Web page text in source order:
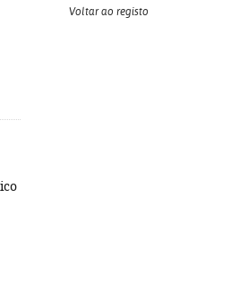
Voltar ao registo